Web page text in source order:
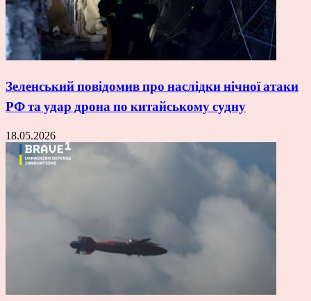
Зеленський повідомив про наслідки нічної атаки
РФ та удар дрона по китайському судну
18.05.2026